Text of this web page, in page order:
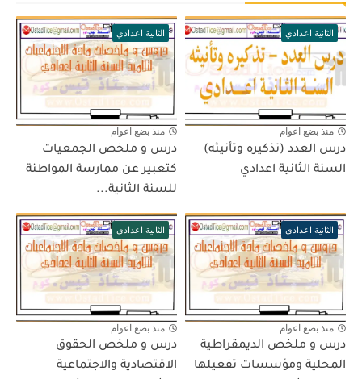
الثانية اعدادي
منذ بضع اعوام
درس العدد (تذكيره وتأنيثه)
السنة الثانية اعدادي
الثانية اعدادي
منذ بضع اعوام
درس و ملخص الجمعيات
كتعبير عن ممارسة المواطنة
للسنة الثانية...
الثانية اعدادي
منذ بضع اعوام
درس و ملخص الديمقراطية
المحلية ومؤسسات تفعيلها
الثانية اعدادي
منذ بضع اعوام
درس و ملخص الحقوق
الاقتصادية والاجتماعية